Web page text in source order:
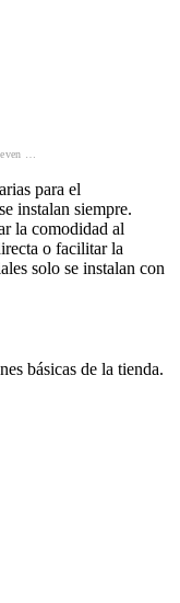
para el
instalan siempre.
la comodidad al
o facilitar la
solo se instalan con
básicas de la tienda.